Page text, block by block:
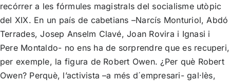
recórrer a les fórmules magistrals del socialisme utòpic
del XIX. En un país de cabetians –Narcís Monturiol, Abdó
Terrades, Josep Anselm Clavé, Joan Rovira i Ignasi i
Pere Montaldo- no ens ha de sorprendre que es recuperi,
per exemple, la figura de Robert Owen. ¿Per què Robert
Owen? Perquè, l’activista –a més d´empresari- gal·lès,